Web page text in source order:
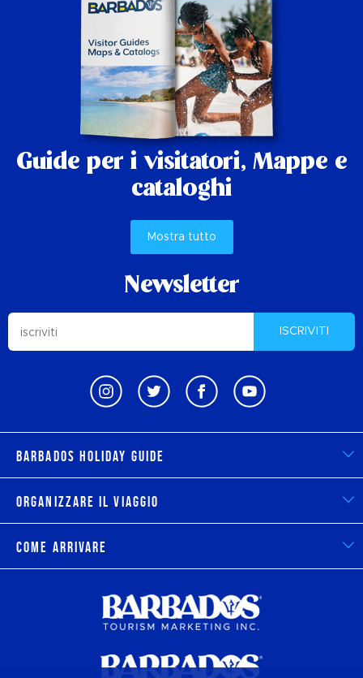
Guide per i visitatori, Mappe e
cataloghi
Mostra tutto
Newsletter
ISCRIVITI
Barbados Holiday Guide
Organizzare il viaggio
Come arrivare